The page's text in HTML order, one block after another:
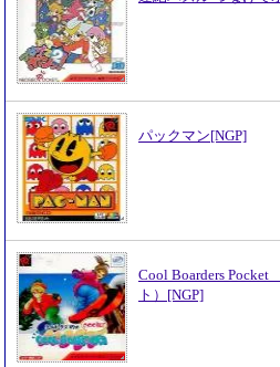
パックマン[NGP]
Cool Boarders
ト）[NGP]